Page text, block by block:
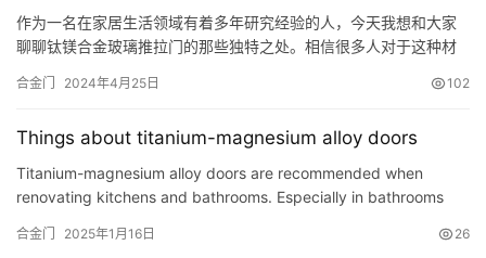
作为一名在家居生活领域有着多年研究经验的人，今天我想和大家
聊聊钛镁合金玻璃推拉门的那些独特之处。相信很多人对于这种材
那么接下来，就让我为大家详细介绍一下吧。 钛镁合金玻璃推拉门
有许多独特的优点。 首先，钛镁合金玻璃推拉门的外观非常时尚大
气，能够…
合金门 2024年4月25日 102
Things about titanium-magnesium alloy doors
Titanium-magnesium alloy doors are recommended when
renovating kitchens and bathrooms. Especially in bathrooms
moist…
合金门 2025年1月16日 26